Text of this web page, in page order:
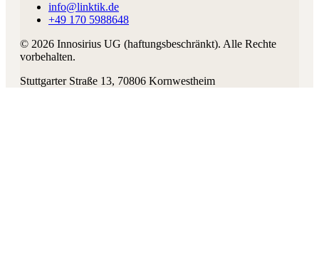
info@linktik.de
+49 170 5988648
© 2026 Innosirius UG (haftungsbeschränkt). Alle Rechte
vorbehalten.
Stuttgarter Straße 13, 70806 Kornwestheim